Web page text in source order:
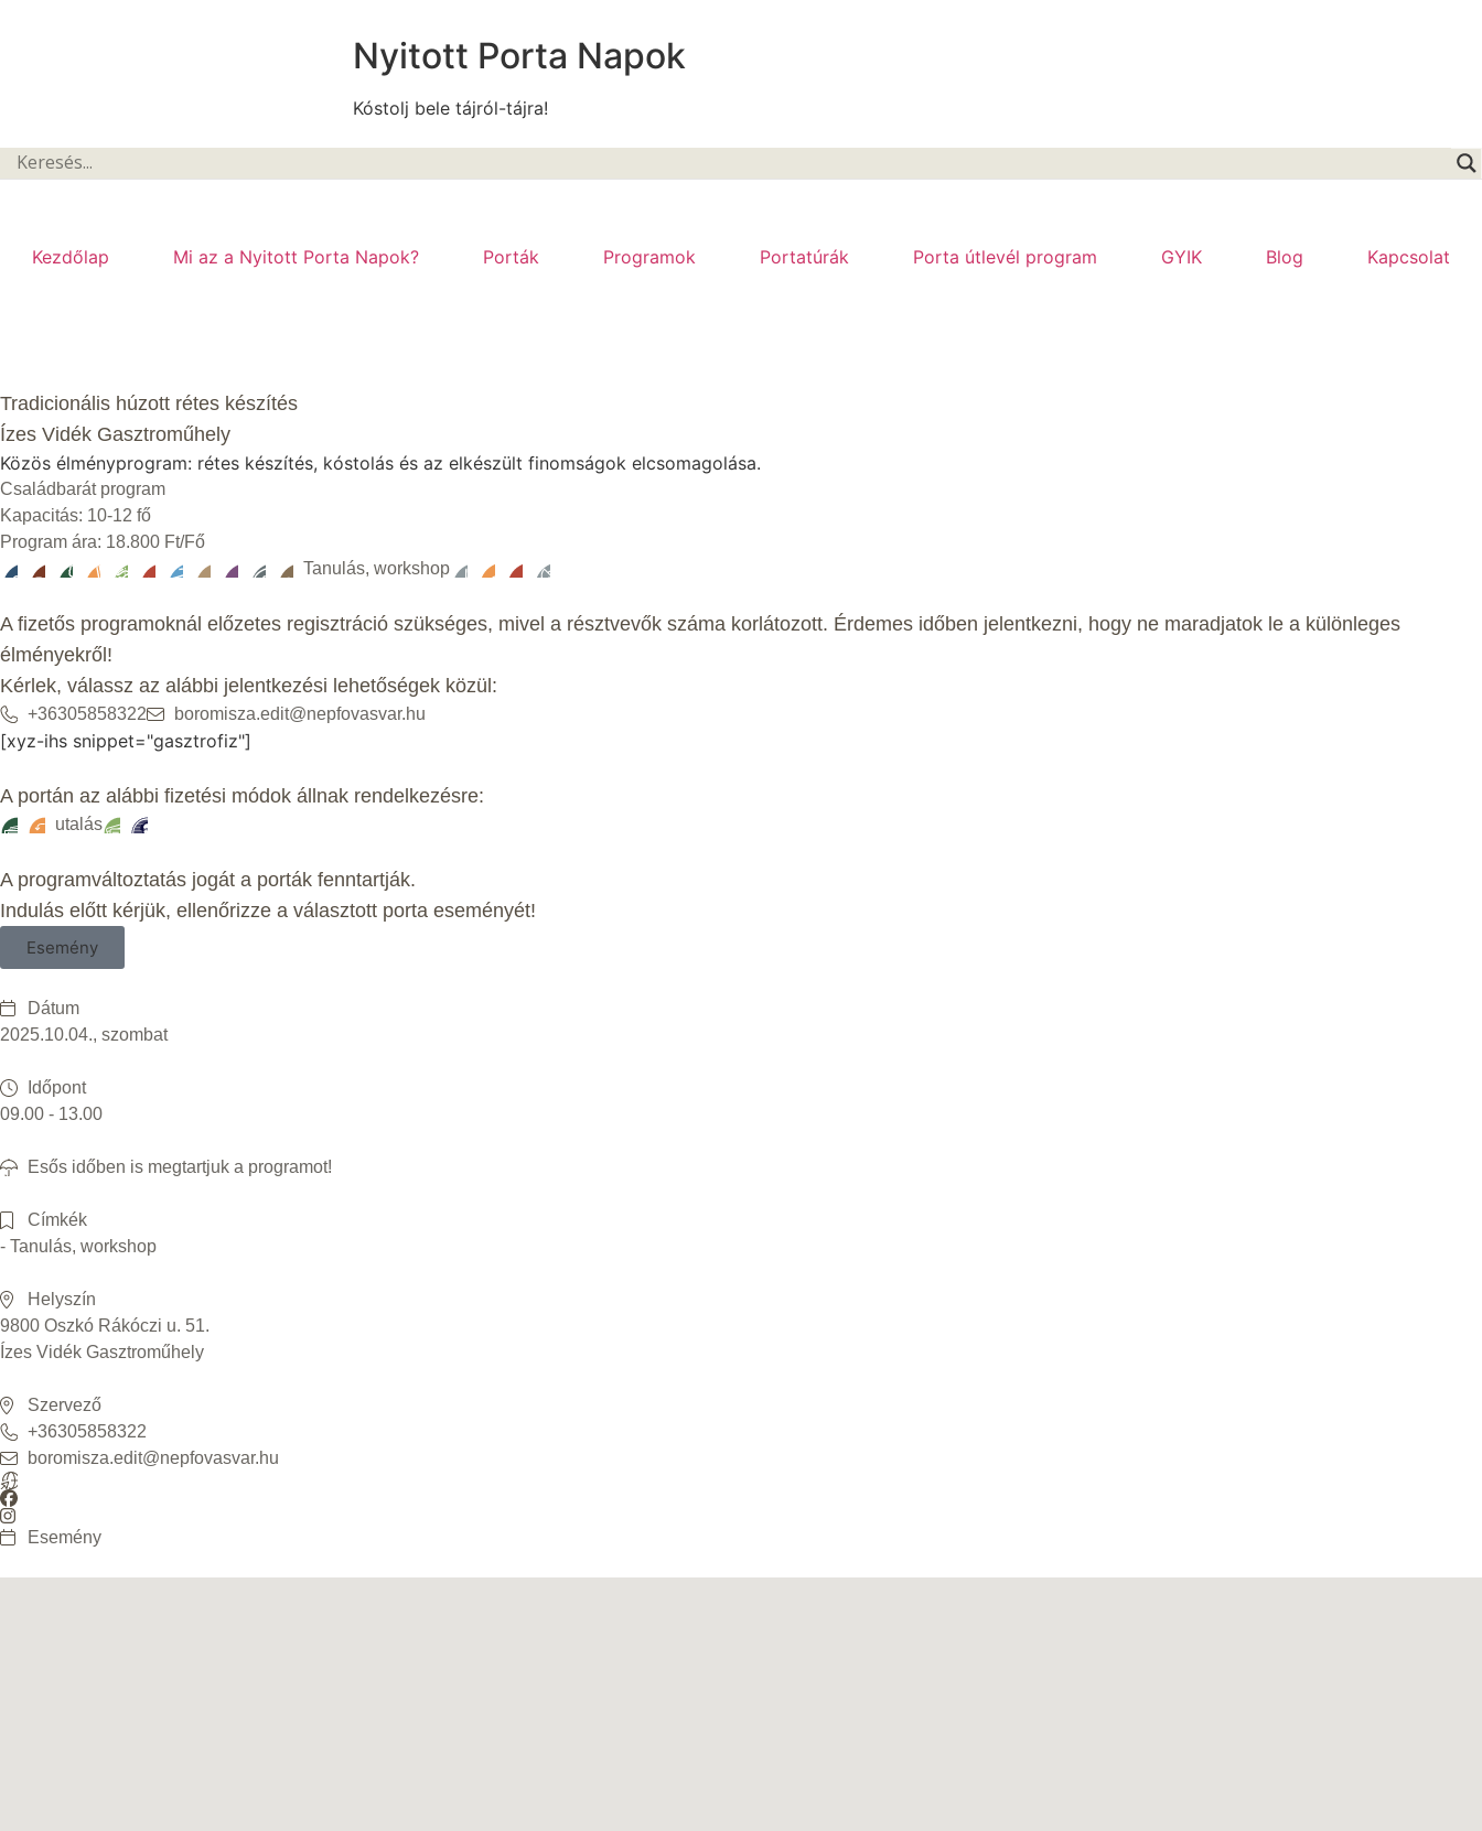
Nyitott Porta Napok
Kóstolj bele tájról-tájra!
Kezdőlap Mi az a Nyitott Porta Napok? Porták Programok Portatúrák Porta útlevél program GYIK Blog Kapcsolat
Tradicionális húzott rétes készítés
Ízes Vidék Gasztroműhely
Közös élményprogram: rétes készítés, kóstolás és az elkészült finomságok elcsomagolása.
Családbarát program
Kapacitás: 10-12 fő
Program ára: 18.800 Ft/Fő
Tanulás, workshop
A fizetős programoknál előzetes regisztráció szükséges, mivel a résztvevők száma korlátozott. Érdemes időben jelentkezni, hogy ne maradjatok le a különleges
élményekről!
Kérlek, válassz az alábbi jelentkezési lehetőségek közül:
+36305858322 boromisza.edit@nepfovasvar.hu
[xyz-ihs snippet="gasztrofiz"]
A portán az alábbi fizetési módok állnak rendelkezésre:
utalás
A programváltoztatás jogát a porták fenntartják.
Indulás előtt kérjük, ellenőrizze a választott porta eseményét!
Esemény
Dátum
2025.10.04., szombat
Időpont
09.00 - 13.00
Esős időben is megtartjuk a programot!
Címkék
- Tanulás, workshop
Helyszín
9800 Oszkó Rákóczi u. 51.
Ízes Vidék Gasztroműhely
Szervező
+36305858322
boromisza.edit@nepfovasvar.hu
Esemény